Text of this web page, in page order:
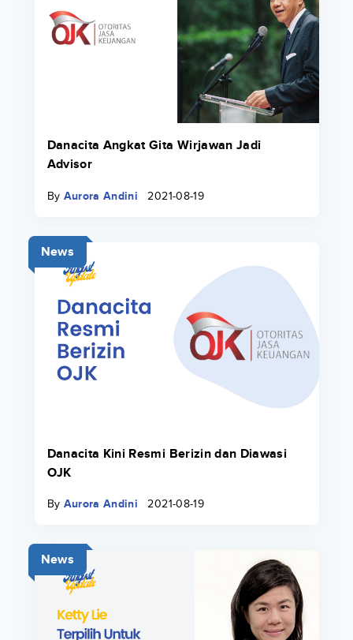
Danacita Angkat Gita Wirjawan Jadi
Advisor
By Aurora Andini 2021-08-19
News
Danacita Kini Resmi Berizin dan Diawasi
OJK
By Aurora Andini 2021-08-19
News